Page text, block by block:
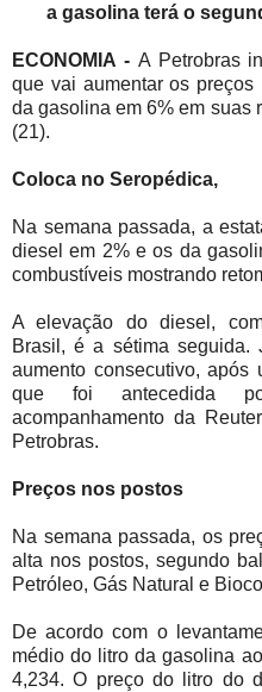
a gasolina terá o
ECONOMIA - A Petrobras
que vai aumentar os
da gasolina em 6% em suas
(21).
Coloca no Seropédica,
Na semana passada, a
diesel em 2% e os da
combustíveis mostrando
A elevação do diesel,
Brasil, é a sétima
aumento consecutivo,
que foi antecedida
acompanhamento da
Petrobras.
Preços nos postos
Na semana passada, os
alta nos postos, segundo
Petróleo, Gás Natural e
De acordo com o
médio do litro da gasolina
4,234. O preço do litro do